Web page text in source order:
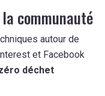
communauté
autour de
et Facebook
déchet